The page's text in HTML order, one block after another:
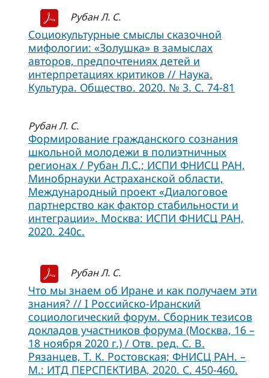
Рубан Л. С.
Социокультурные смыслы сказочной
мифологии: «Золушка» в замыслах
авторов, предпочтениях детей и
интерпретациях критиков // Наука.
Культура. Общество. 2020. № 3. С. 74-81
Рубан Л. С.
Формирование гражданского сознания
школьной молодежи в полиэтничных
регионах / Рубан Л.С.; ИСПИ ФНИСЦ РАН,
Минобрнауки Астраханской области,
Международный проект «Диалоговое
партнерство как фактор стабильности и
интеграции». Москва: ИСПИ ФНИСЦ РАН,
2020. 240с.
Рубан Л. С.
Что мы знаем об Иране и как получаем эти
знания? // I Российско-Иранский
социологический форум. Сборник тезисов
докладов участников форума (Москва, 16 –
18 ноября 2020 г.) / Отв. ред. С. В.
Рязанцев, Т. К. Ростовская; ФНИСЦ РАН. –
М.: ИТД ПЕРСПЕКТИВА, 2020. С. 450-460.